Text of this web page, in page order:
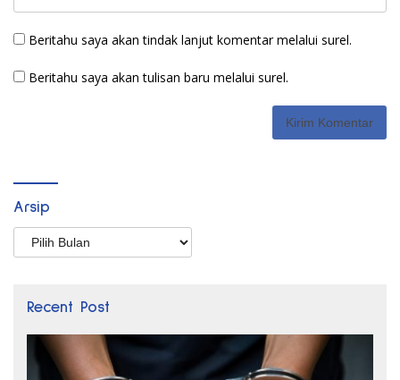
Beritahu saya akan tindak lanjut komentar melalui surel.
Beritahu saya akan tulisan baru melalui surel.
Arsip
Arsip
Recent Post